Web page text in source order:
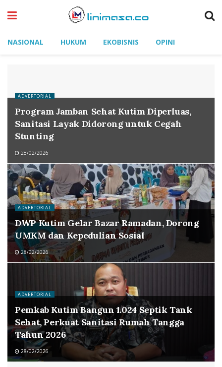
NASIONAL HUKUM EKOBISNIS OPINI
ADVERTORIAL
Program Jamban Sehat Kutim Diperluas,
Sanitasi Layak Didorong untuk Cegah
Stunting
28/02/2026
ADVERTORIAL
DWP Kutim Gelar Bazar Ramadan, Dorong
UMKM dan Kepedulian Sosial
28/02/2026
ADVERTORIAL
Pemkab Kutim Bangun 1.024 Septik Tank
Sehat, Perkuat Sanitasi Rumah Tangga
Tahun 2026
28/02/2026